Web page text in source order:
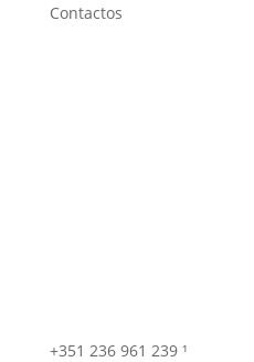
Contactos
+351 236 961 239 ¹